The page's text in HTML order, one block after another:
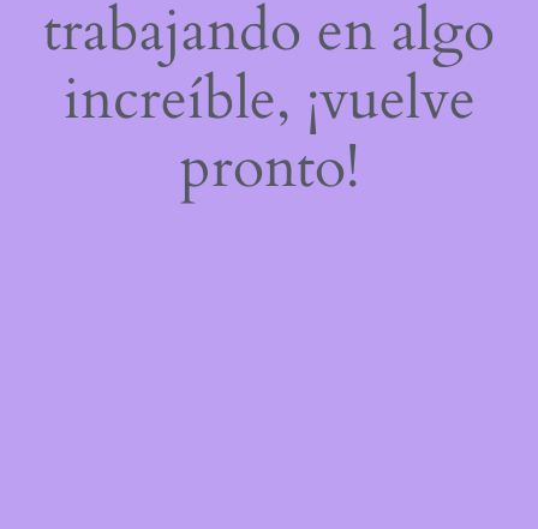
trabajando en algo
increíble, ¡vuelve
pronto!